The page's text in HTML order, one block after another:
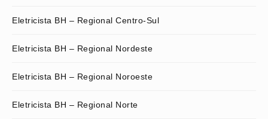
Eletricista BH – Regional Centro-Sul
Eletricista BH – Regional Nordeste
Eletricista BH – Regional Noroeste
Eletricista BH – Regional Norte